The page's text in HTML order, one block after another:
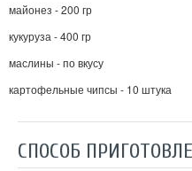
майонез - 200 гр
кукуруза - 400 гр
маслины - по вкусу
картофельные чипсы - 10 штука
СПОСОБ